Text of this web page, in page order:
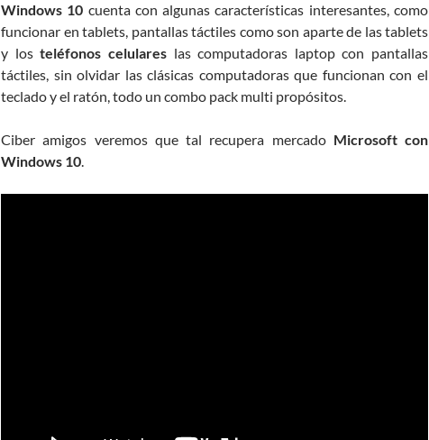
Windows 10 cuenta con algunas características interesantes, como
funcionar en tablets, pantallas táctiles como son aparte de las tablets
y losteléfonos celulareslas computadoras laptop con pantallas
táctiles, sin olvidar las clásicas computadoras que funcionan con el
teclado y el ratón, todo un combo pack multi propósitos.
Ciber amigos veremos que tal recupera mercado Microsoft con
Windows 10.